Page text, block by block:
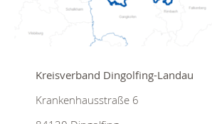
Kreisverband Dingolfing-Landau
Krankenhausstraße 6